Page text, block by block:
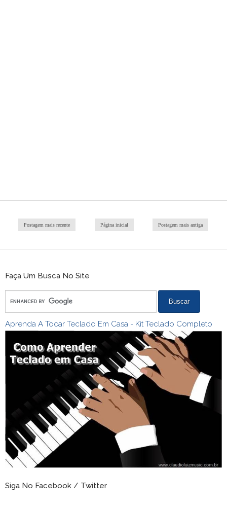
Postagem mais recente Postagem mais antiga
Página inicial
Faça Um Busca No Site
Aprenda A Tocar Teclado Em Casa - Kit Teclado Completo
Siga No Facebook / Twitter